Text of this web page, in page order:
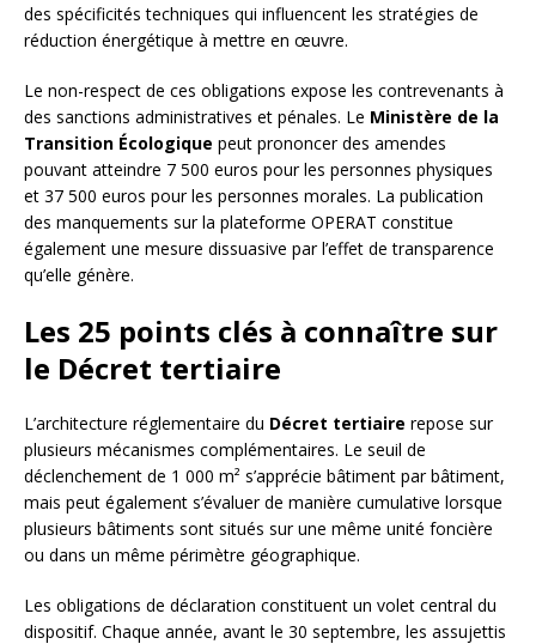
des spécificités techniques qui influencent les stratégies de
réduction énergétique à mettre en œuvre.
Le non-respect de ces obligations expose les contrevenants à
des sanctions administratives et pénales. Le Ministère de la
Transition Écologique peut prononcer des amendes
pouvant atteindre 7 500 euros pour les personnes physiques
et 37 500 euros pour les personnes morales. La publication
des manquements sur la plateforme OPERAT constitue
également une mesure dissuasive par l’effet de transparence
qu’elle génère.
Les 25 points clés à connaître sur
le Décret tertiaire
L’architecture réglementaire du Décret tertiaire repose sur
plusieurs mécanismes complémentaires. Le seuil de
déclenchement de 1 000 m² s’apprécie bâtiment par bâtiment,
mais peut également s’évaluer de manière cumulative lorsque
plusieurs bâtiments sont situés sur une même unité foncière
ou dans un même périmètre géographique.
Les obligations de déclaration constituent un volet central du
dispositif. Chaque année, avant le 30 septembre, les assujettis